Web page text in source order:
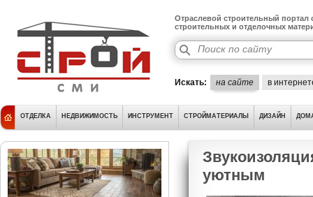
Отраслевой строительный портал
строительных и отделочных
Искать: на сайте в
ОТДЕЛКА НЕДВИЖИМОСТЬ ИНСТРУМЕНТ СТРОЙМАТЕРИАЛЫ ДИЗАЙН
уютным